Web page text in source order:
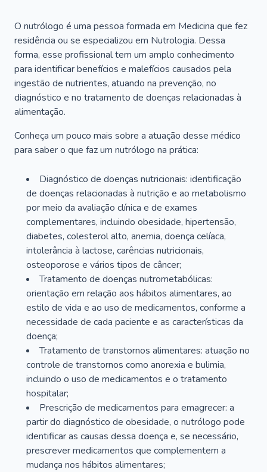
O nutrólogo é uma pessoa formada em Medicina que fez
residência ou se especializou em Nutrologia. Dessa
forma, esse profissional tem um amplo conhecimento
para identificar benefícios e malefícios causados pela
ingestão de nutrientes, atuando na prevenção, no
diagnóstico e no tratamento de doenças relacionadas à
alimentação.
Conheça um pouco mais sobre a atuação desse médico
para saber o que faz um nutrólogo na prática:
Diagnóstico de doenças nutricionais: identificação
de doenças relacionadas à nutrição e ao metabolismo
por meio da avaliação clínica e de exames
complementares, incluindo obesidade, hipertensão,
diabetes, colesterol alto, anemia, doença celíaca,
intolerância à lactose, carências nutricionais,
osteoporose e vários tipos de câncer;
Tratamento de doenças nutrometabólicas:
orientação em relação aos hábitos alimentares, ao
estilo de vida e ao uso de medicamentos, conforme a
necessidade de cada paciente e as características da
doença;
Tratamento de transtornos alimentares: atuação no
controle de transtornos como anorexia e bulimia,
incluindo o uso de medicamentos e o tratamento
hospitalar;
Prescrição de medicamentos para emagrecer: a
partir do diagnóstico de obesidade, o nutrólogo pode
identificar as causas dessa doença e, se necessário,
prescrever medicamentos que complementem a
mudança nos hábitos alimentares;